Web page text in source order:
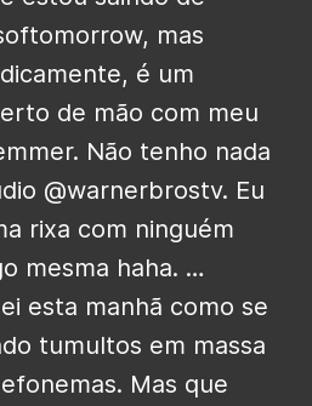
mas
é um
de mão com meu
Não tenho nada
@warnerbrostv. Eu
rixa com ninguém
mesma haha. …
esta manhã como se
tumultos em massa
Mas que